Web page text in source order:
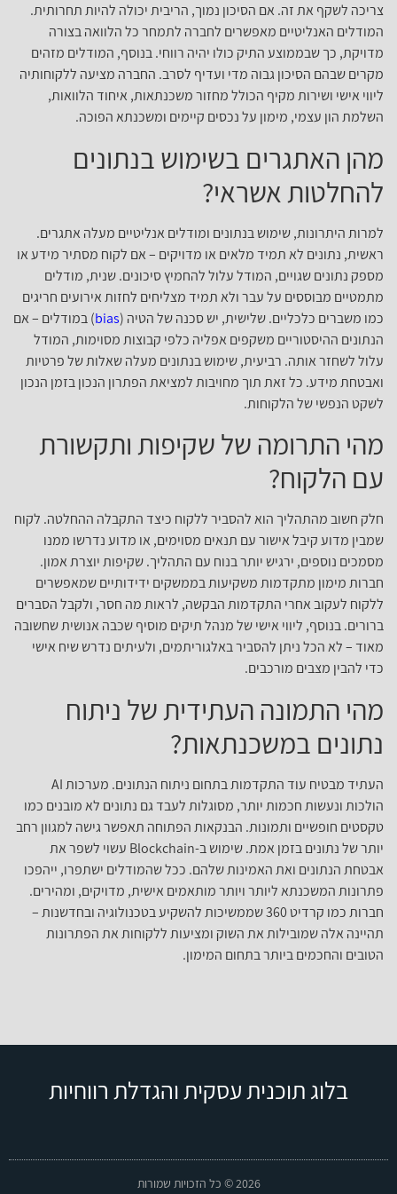
צריכה לשקף את זה. אם הסיכון נמוך, הריבית יכולה להיות תחרותית.
המודלים האנליטיים מאפשרים לחברה לתמחר כל הלוואה בצורה
מדויקת, כך שבממוצע התיק כולו יהיה רווחי. בנוסף, המודלים מזהים
מקרים שבהם הסיכון גבוה מדי ועדיף לסרב. החברה מציעה ללקוחותיה
ליווי אישי ושירות מקיף הכולל מחזור משכנתאות, איחוד הלוואות,
השלמת הון עצמי, מימון על נכסים קיימים ומשכנתא הפוכה.
מהן האתגרים בשימוש בנתונים
להחלטות אשראי?
למרות היתרונות, שימוש בנתונים ומודלים אנליטיים מעלה אתגרים.
ראשית, נתונים לא תמיד מלאים או מדויקים – אם לקוח מסתיר מידע או
מספק נתונים שגויים, המודל עלול להחמיץ סיכונים. שנית, מודלים
מתמטיים מבוססים על עבר ולא תמיד מצליחים לחזות אירועים חריגים
כמו משברים כלכליים. שלישית, יש סכנה של הטיה (bias) במודלים – אם
הנתונים ההיסטוריים משקפים אפליה כלפי קבוצות מסוימות, המודל
עלול לשחזר אותה. רביעית, שימוש בנתונים מעלה שאלות של פרטיות
ואבטחת מידע. כל זאת תוך מחויבות למציאת הפתרון הנכון בזמן הנכון
לשקט הנפשי של הלקוחות.
מהי התרומה של שקיפות ותקשורת
עם הלקוח?
חלק חשוב מהתהליך הוא להסביר ללקוח כיצד התקבלה ההחלטה. לקוח
שמבין מדוע קיבל אישור עם תנאים מסוימים, או מדוע נדרשו ממנו
מסמכים נוספים, ירגיש יותר בנוח עם התהליך. שקיפות יוצרת אמון.
חברות מימון מתקדמות משקיעות בממשקים ידידותיים שמאפשרים
ללקוח לעקוב אחרי התקדמות הבקשה, לראות מה חסר, ולקבל הסברים
ברורים. בנוסף, ליווי אישי של מנהל תיקים מוסיף שכבה אנושית שחשובה
מאוד – לא הכל ניתן להסביר באלגוריתמים, ולעיתים נדרש שיח אישי
כדי להבין מצבים מורכבים.
מהי התמונה העתידית של ניתוח
נתונים במשכנתאות?
העתיד מבטיח עוד התקדמות בתחום ניתוח הנתונים. מערכות AI
הולכות ונעשות חכמות יותר, מסוגלות לעבד גם נתונים לא מובנים כמו
טקסטים חופשיים ותמונות. הבנקאות הפתוחה תאפשר גישה למגוון רחב
יותר של נתונים בזמן אמת. שימוש ב-Blockchain עשוי לשפר את
אבטחת הנתונים ואת האמינות שלהם. ככל שהמודלים ישתפרו, ייהפכו
פתרונות המשכנתא ליותר ויותר מותאמים אישית, מדויקים, ומהירים.
חברות כמו קרדיט 360 שממשיכות להשקיע בטכנולוגיה ובחדשנות –
תהיינה אלה שמובילות את השוק ומציעות ללקוחות את הפתרונות
הטובים והחכמים ביותר בתחום המימון.
בלוג תוכנית עסקית והגדלת רווחיות
2026 © כל הזכויות שמורות